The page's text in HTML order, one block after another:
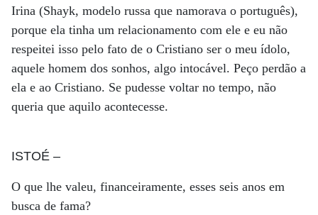
Irina (Shayk, modelo russa que namorava o português),
porque ela tinha um relacionamento com ele e eu não
respeitei isso pelo fato de o Cristiano ser o meu ídolo,
aquele homem dos sonhos, algo intocável. Peço perdão a
ela e ao Cristiano. Se pudesse voltar no tempo, não
queria que aquilo acontecesse.
ISTOÉ –
O que lhe valeu, financeiramente, esses seis anos em
busca de fama?